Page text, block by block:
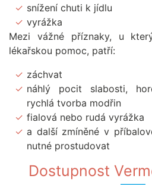
snížení chuti k jídlu
vyrážka
Mezi vážné příznaky, u
lékařskou pomoc, patří:
záchvat
náhlý pocit slabosti,
rychlá tvorba modřin
fialová nebo rudá vyrážka
a další zmíněné v
nutné prostudovat
Dostupnost